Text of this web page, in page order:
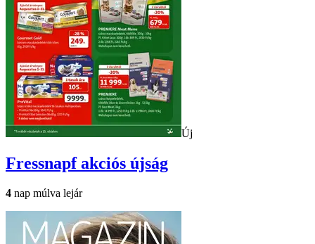
Új
Fressnapfakciós újság
4 nap múlva lejár